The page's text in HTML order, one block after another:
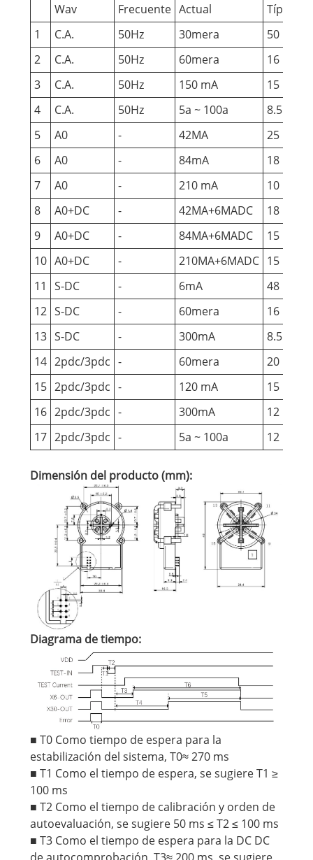
Wav
Frecuente Actual Típico
1
C.A. 50Hz 30mera 50
2
C.A. 50Hz 60mera 16
3
C.A. 50Hz 150 mA 15
4
C.A. 50Hz 5a ~ 100a 8.5
5
A0 - 42MA 25
6
A0 - 84mA 18
7
A0 - 210 mA 10
8
A0+DC - 42MA+6MADC 18
9
A0+DC - 84MA+6MADC 15
10 A0+DC - 210MA+6MADC 15
11
S-DC - 6mA 48
12 S-DC - 60mera 16
13 S-DC - 300mA 8.5
14 2pdc/3pdc - 60mera 20
15 2pdc/3pdc - 120 mA 15
16 2pdc/3pdc - 300mA 12
17 2pdc/3pdc - 5a ~ 100a 12
Dimensión del producto (mm):
Diagrama de tiempo:
■ T0 Como tiempo de espera para la
estabilización del sistema, T0≈ 270 ms
■ T1 Como el tiempo de espera, se sugiere T1 ≥
100 ms
■ T2 Como el tiempo de calibración y orden de
autoevaluación, se sugiere 50 ms ≤ T2 ≤ 100 ms
■ T3 Como el tiempo de espera para la DC DC